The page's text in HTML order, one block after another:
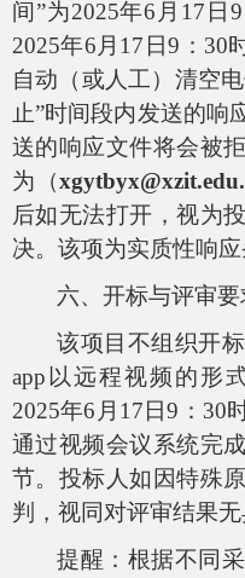
间”为2025年6 月 17 日 9
2025年6 月 17 日9 ： 30
自动（或人工）清空
止”时间段内发送的响
送的响应文件将会被
为（
后如无法打开，视为
决。该项为实质性响应
六、开标与评审要
该项目不组织开
app 以远程视频的形
2025年6 月 17 日9 ： 30
通过视频会议系统完
节。投标人如因特殊
判，视同对评审结果无
提醒：根据不同